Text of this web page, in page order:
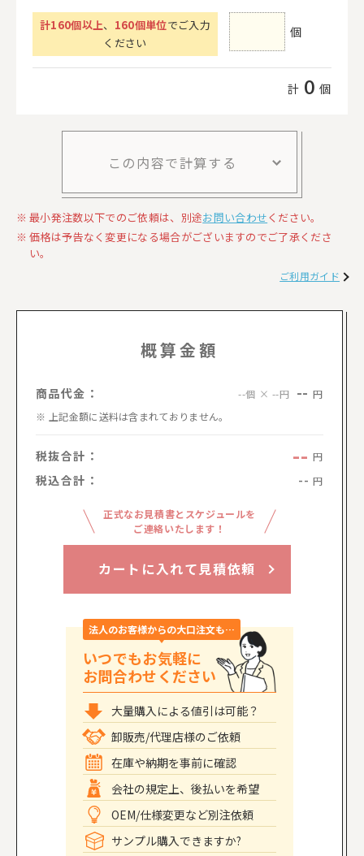
計160個以上、 160個単位でご入力
ください
個
計 0 個
この内容で計算する
最小発注数以下でのご依頼は、別途お問い合わせください。
価格は予告なく変更になる場合がございますのでご了承くださ
い。
ご利用ガイド
概算金額
商品代金： --個 × --円 -- 円
上記金額に送料は含まれておりません。
税抜合計： -- 円
税込合計： -- 円
正式なお見積書とスケジュールを
ご連絡いたします！
カートに入れて見積依頼
法人のお客様からの大口注文も…
いつでもお気軽に
お問合わせください
大量購入による値引は可能？
卸販売/代理店様のご依頼
在庫や納期を事前に確認
会社の規定上、後払いを希望
OEM/仕様変更など別注依頼
サンプル購入できますか?